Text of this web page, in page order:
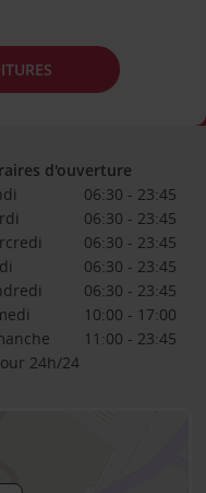
d'ouverture
06:30 - 23:45
06:30 - 23:45
06:30 - 23:45
06:30 - 23:45
06:30 - 23:45
10:00 - 17:00
11:00 - 23:45
24h/24